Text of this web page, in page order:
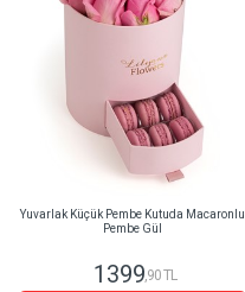
Yuvarlak Küçük Pembe Kutuda Macaronlu
Pembe Gül
1399 ,90 TL